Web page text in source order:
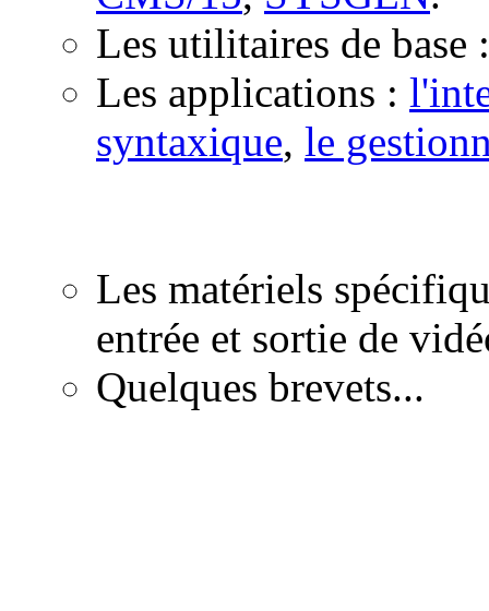
Les utilitaires de base
Les applications :
syntaxique, le
Les matériels
entrée et sortie de
Quelques brevets...